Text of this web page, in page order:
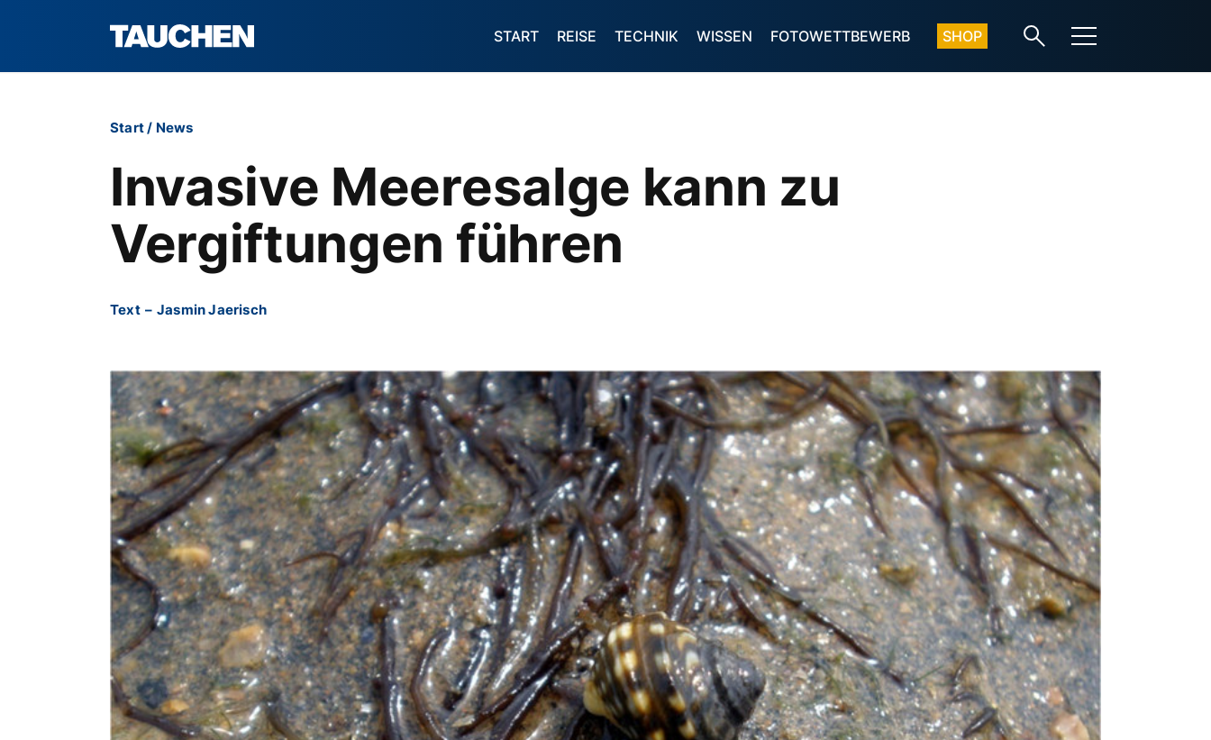
START REISE TECHNIK WISSEN FOTOWETTBEWERB SHOP
Start/ News
Invasive Meeresalge kann zu
Vergiftungen führen
Text – Jasmin Jaerisch